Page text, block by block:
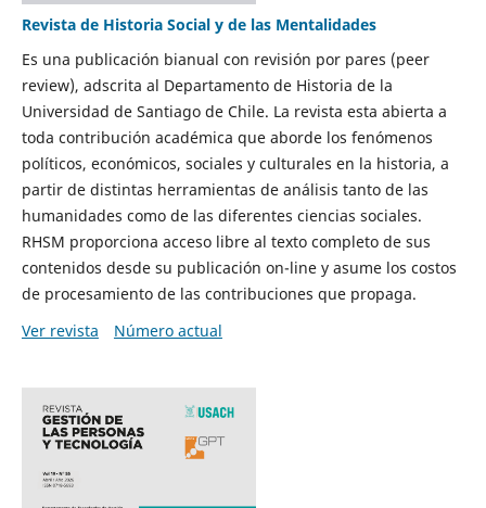
Revista de Historia Social y de las Mentalidades
Es una publicación bianual con revisión por pares (peer
review), adscrita al Departamento de Historia de la
Universidad de Santiago de Chile. La revista esta abierta a
toda contribución académica que aborde los fenómenos
políticos, económicos, sociales y culturales en la historia, a
partir de distintas herramientas de análisis tanto de las
humanidades como de las diferentes ciencias sociales.
RHSM proporciona acceso libre al texto completo de sus
contenidos desde su publicación on-line y asume los costos
de procesamiento de las contribuciones que propaga.
Ver revista
Número actual